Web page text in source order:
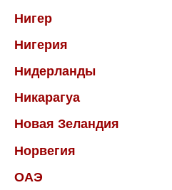
Нигер
Нигерия
Нидерланды
Никарагуа
Новая Зеландия
Норвегия
ОАЭ